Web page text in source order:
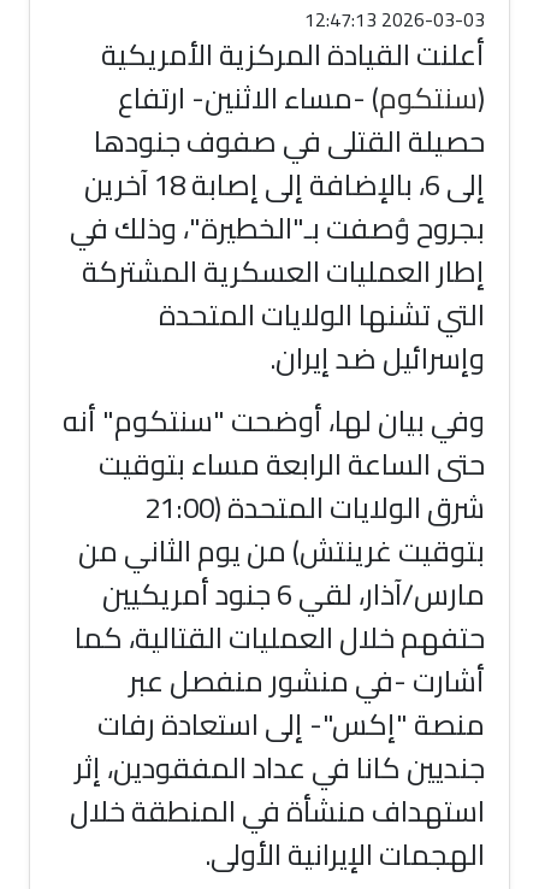
2026-03-03 12:47:13
أعلنت القيادة المركزية الأمريكية
(سنتكوم) -مساء الاثنين- ارتفاع
حصيلة القتلى في صفوف جنودها
إلى 6، بالإضافة إلى إصابة 18 آخرين
بجروح وُصفت بـ"الخطيرة"، وذلك في
إطار العمليات العسكرية المشتركة
التي تشنها الولايات المتحدة
وإسرائيل ضد إيران.
وفي بيان لها، أوضحت "سنتكوم" أنه
حتى الساعة الرابعة مساء بتوقيت
شرق الولايات المتحدة (21:00
بتوقيت غرينتش) من يوم الثاني من
مارس/آذار، لقي 6 جنود أمريكيين
حتفهم خلال العمليات القتالية، كما
أشارت -في منشور منفصل عبر
منصة "إكس"- إلى استعادة رفات
جنديين كانا في عداد المفقودين، إثر
استهداف منشأة في المنطقة خلال
الهجمات الإيرانية الأولى.